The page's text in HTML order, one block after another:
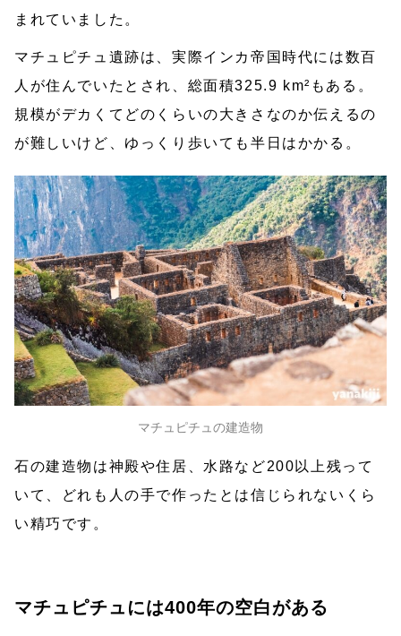
まれていました。
マチュピチュ遺跡は、実際インカ帝国時代には数百
人が住んでいたとされ、総面積325.9 km²もある。
規模がデカくてどのくらいの大きさなのか伝えるの
が難しいけど、ゆっくり歩いても半日はかかる。
マチュピチュの建造物
石の建造物は神殿や住居、水路など200以上残って
いて、どれも人の手で作ったとは信じられないくら
い精巧です。
マチュピチュには400年の空白がある